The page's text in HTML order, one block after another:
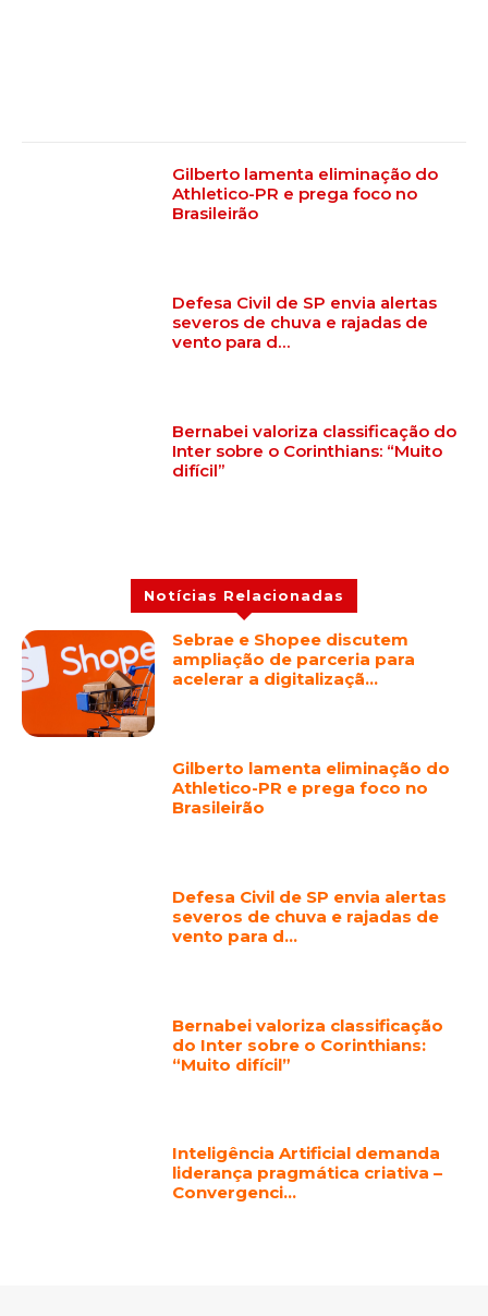
Gilberto lamenta eliminação do
Athletico-PR e prega foco no
Brasileirão
Defesa Civil de SP envia alertas
severos de chuva e rajadas de
vento para d…
Bernabei valoriza classificação do
Inter sobre o Corinthians: “Muito
difícil”
Notícias Relacionadas
Sebrae e Shopee discutem
ampliação de parceria para
acelerar a digitalizaçã…
Gilberto lamenta eliminação do
Athletico-PR e prega foco no
Brasileirão
Defesa Civil de SP envia alertas
severos de chuva e rajadas de
vento para d…
Bernabei valoriza classificação
do Inter sobre o Corinthians:
“Muito difícil”
Inteligência Artificial demanda
liderança pragmática criativa –
Convergenci…